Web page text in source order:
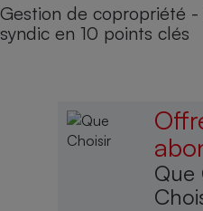
Gestion de copropriété
syndic en 10 points clés
Que